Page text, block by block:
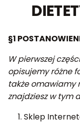
§1
W pierwszej
opisujemy różne
także omawiamy
znajdziesz w tym
Sklep